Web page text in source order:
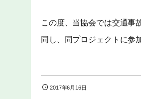
この度、当協会では交通事
同し、同プロジェクトに参
2017年6月16日